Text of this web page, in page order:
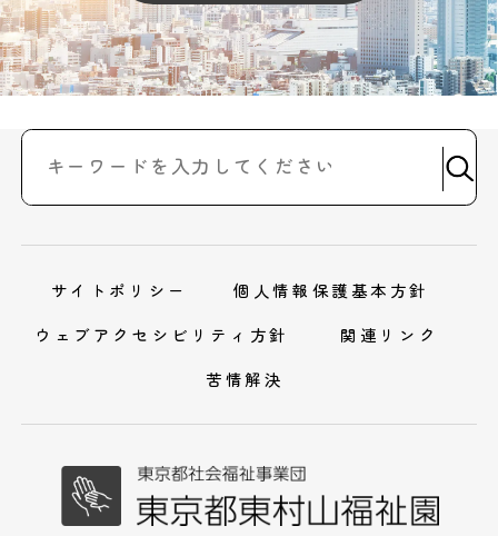
サイトポリシー
個人情報保護基本方針
ウェブアクセシビリティ方針
関連リンク
苦情解決